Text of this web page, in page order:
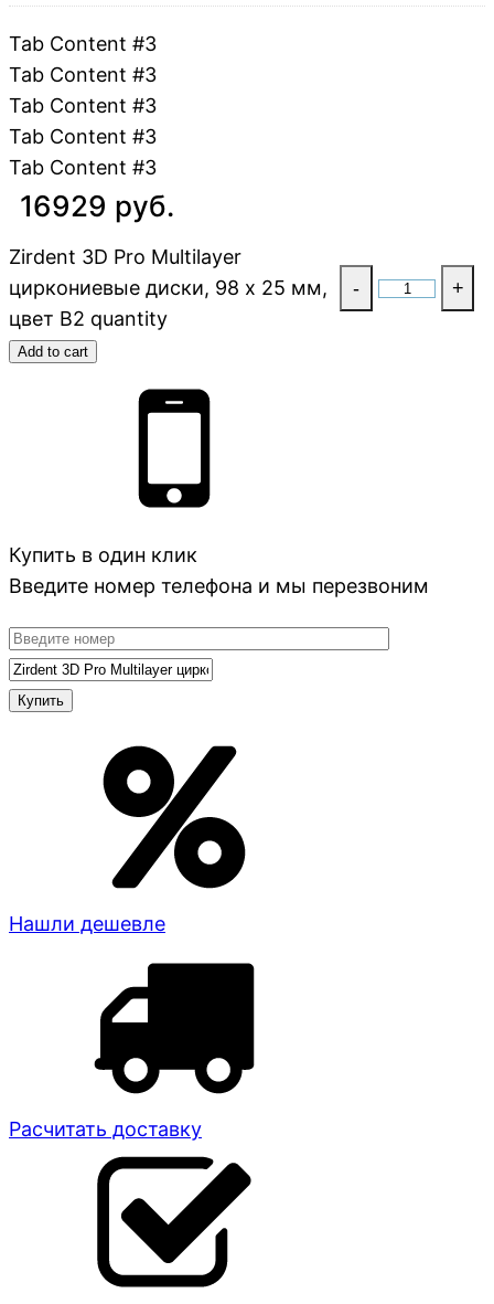
Tab Content #3
Tab Content #3
Tab Content #3
Tab Content #3
Tab Content #3
16929 руб.
Zirdent 3D Pro Multilayer
циркониевые диски, 98 х 25 мм,
цвет B2 quantity
- +
Add to cart
Купить в один клик
Введите номер телефона и мы перезвоним
Нашли дешевле
Расчитать доставку